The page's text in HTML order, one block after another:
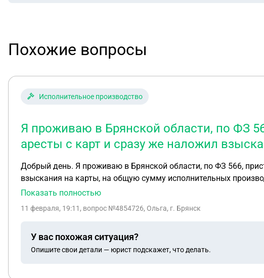
Похожие вопросы
Исполнительное производство
Я проживаю в Брянской области, по ФЗ
аресты с карт и сразу же наложил
Добрый день. Я проживаю в Брянской области, по ФЗ 566,
взыскания на карты, на общую сумму исполнительных
находится в банке, до тех пор, пока не возобновят
Показать полностью
11 февраля, 19:11 , вопрос №4854726, Ольга, г. Брянск
У вас похожая ситуация?
Опишите свои детали — юрист подскажет, что делать.